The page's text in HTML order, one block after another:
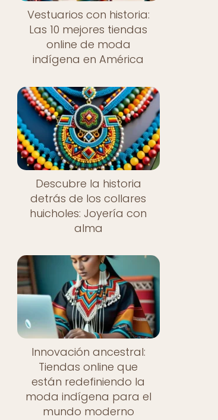
Vestuarios con historia:
Las 10 mejores tiendas
online de moda
indígena en América
Descubre la historia
detrás de los collares
huicholes: Joyería con
alma
Innovación ancestral:
Tiendas online que
están redefiniendo la
moda indígena para el
mundo moderno